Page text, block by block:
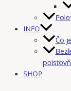
INFO
Čo
SHOP